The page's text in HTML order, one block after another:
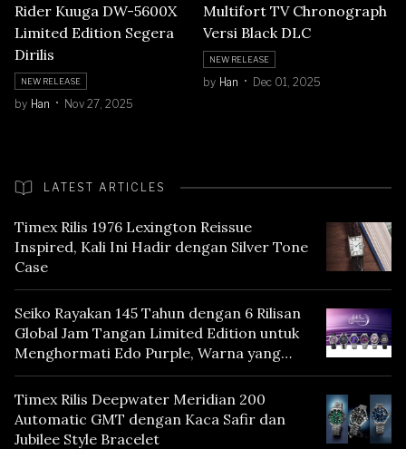
Rider Kuuga DW-5600X
Limited Edition Segera
Dirilis
NEW RELEASE
by Han Nov 27, 2025
Multifort TV Chronograph
Versi Black DLC
NEW RELEASE
by Han Dec 01, 2025
LATEST ARTICLES
Timex Rilis 1976 Lexington Reissue
Inspired, Kali Ini Hadir dengan Silver Tone
Case
Seiko Rayakan 145 Tahun dengan 6 Rilisan
Global Jam Tangan Limited Edition untuk
Menghormati Edo Purple, Warna yang
Mencerminkan Warisan Tokyo
Timex Rilis Deepwater Meridian 200
Automatic GMT dengan Kaca Safir dan
Jubilee Style Bracelet